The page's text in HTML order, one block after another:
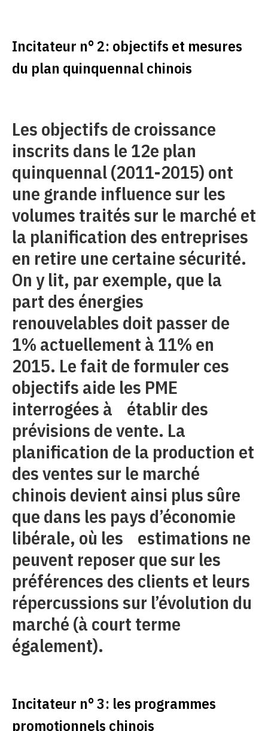
Incitateur n° 2: objectifs et mesures
du plan quinquennal chinois
Les objectifs de croissance
inscrits dans le 12e plan
quinquennal (2011-2015) ont
une grande influence sur les
volumes traités sur le marché et
la planification des entreprises
en retire une certaine sécurité.
On y lit, par exemple, que la
part des énergies
renouvelables doit passer de
1% actuellement à 11% en
2015. Le fait de formuler ces
objectifs aide les PME
interrogées à établir des
prévisions de vente. La
planification de la production et
des ventes sur le marché
chinois devient ainsi plus sûre
que dans les pays d’économie
libérale, où les estimations ne
peuvent reposer que sur les
préférences des clients et leurs
répercussions sur l’évolution du
marché (à court terme
également).
Incitateur n° 3: les programmes
promotionnels chinois